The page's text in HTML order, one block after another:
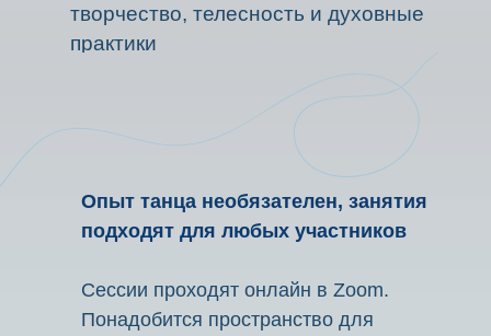
творчество, телесность и духовные
практики
Опыт танца необязателен, занятия
подходят для любых участников
Сессии проходят онлайн в Zoom.
Понадобится пространство для